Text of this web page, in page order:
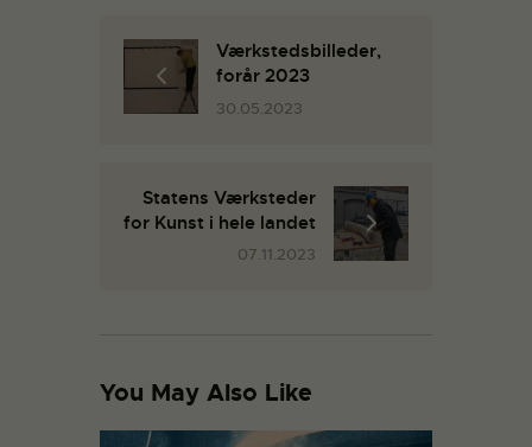
Værkstedsbilleder,
forår 2023
30.05.2023
Statens Værksteder
for Kunst i hele landet
07.11.2023
You May Also Like